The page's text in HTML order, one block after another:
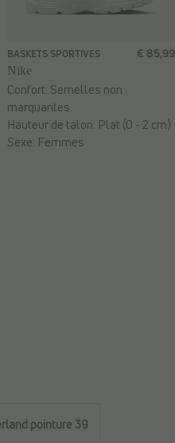
BASKETS SPORTIVES
Nike
€ 85,99
Confort: Semelles non
marquantes
Hauteur de talon: Plat (0 - 2 cm)
Sexe: Femmes
pointure 39